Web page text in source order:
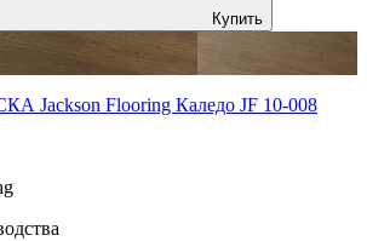
Купить
Flooring Каледо JF 10-008